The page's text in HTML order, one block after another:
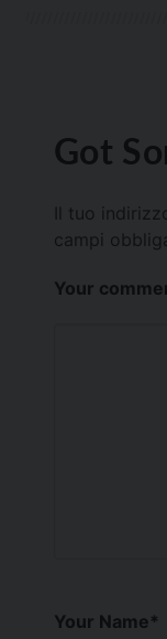
Got
Il tuo
campi
Your
Your Name*